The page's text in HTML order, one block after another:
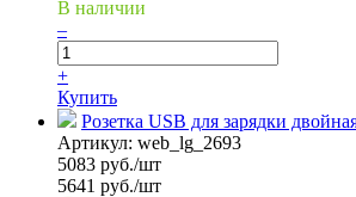
В наличии
–
+
Купить
Розетка USB для зарядки
Артикул: web_lg_2693
5083 руб./шт
5641 руб./шт